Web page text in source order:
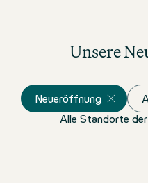
Unsere
Neueröffnung
Alle Standorte